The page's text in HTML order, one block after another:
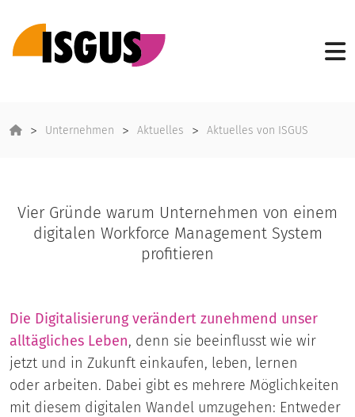
Unternehmen Aktuelles Aktuelles von ISGUS
Vier Gründe warum Unternehmen von einem
digitalen Workforce Management System
profitieren
Die Digitalisierung verändert zunehmend unser
alltägliches Leben, denn sie beeinflusst wie wir
jetzt und in Zukunft einkaufen, leben, lernen
oder arbeiten. Dabei gibt es mehrere Möglichkeiten
mit diesem digitalen Wandel umzugehen: Entweder